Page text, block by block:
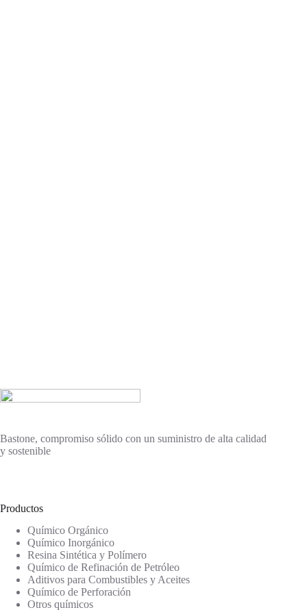
Bastone, compromiso sólido con un suministro de alta calidad
y sostenible
Productos
Químico Orgánico
Químico Inorgánico
Resina Sintética y Polímero
Químico de Refinación de Petróleo
Aditivos para Combustibles y Aceites
Químico de Perforación
Otros químicos